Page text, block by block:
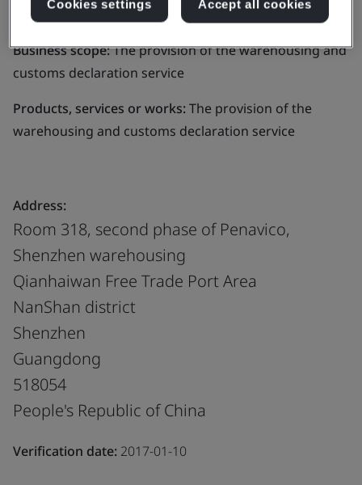
Business scope:The provision of the warehousing and
customs declaration service
Products, services or works:The provision of the
warehousing and customs declaration service
Address:
Room 318, second phase of Penavico,
Shenzhen warehousing
Qianhaiwan Free Trade Port Area
NanShan district
Shenzhen
Guangdong
518054
People's Republic of China
Verification date: 2017-01-10
Cookies settings Accept all cookies